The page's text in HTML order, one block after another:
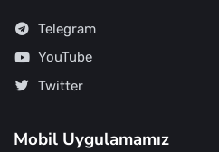
Telegram
YouTube
Twitter
Mobil Uygulamamız